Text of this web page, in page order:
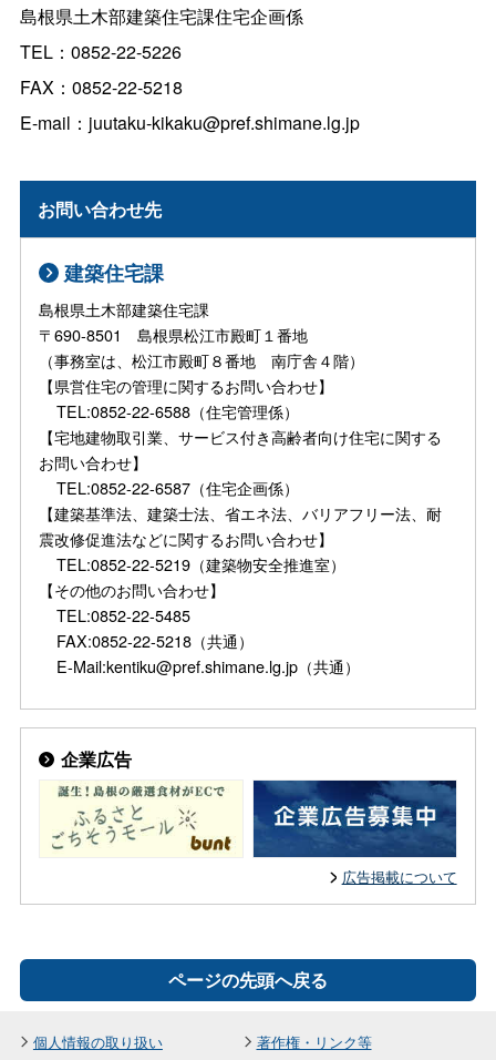
島根県土木部建築住宅課住宅企画係
TEL：0852-22-5226
FAX：0852-22-5218
E-mail： juutaku-kikaku@pref.shimane.lg.jp
お問い合わせ先
建築住宅課
島根県土木部建築住宅課
〒690-8501 島根県松江市殿町１番地
（事務室は、松江市殿町８番地 南庁舎４階）
【県営住宅の管理に関するお問い合わせ】
TEL:0852-22-6588（住宅管理係）
【宅地建物取引業、サービス付き高齢者向け住宅に関する
お問い合わせ】
TEL:0852-22-6587（住宅企画係）
【建築基準法、建築士法、省エネ法、バリアフリー法、耐
震改修促進法などに関するお問い合わせ】
TEL:0852-22-5219（建築物安全推進室）
【その他のお問い合わせ】
TEL:0852-22-5485
FAX:0852-22-5218（共通）
E-Mail:kentiku@pref.shimane.lg.jp（共通）
企業広告
広告掲載について
ページの先頭へ戻る
個人情報の取り扱い 著作権・リンク等